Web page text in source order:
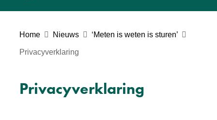
e
Home Nieuws ‘Meten is weten is sturen’
Privacyverklaring
Privacyverklaring